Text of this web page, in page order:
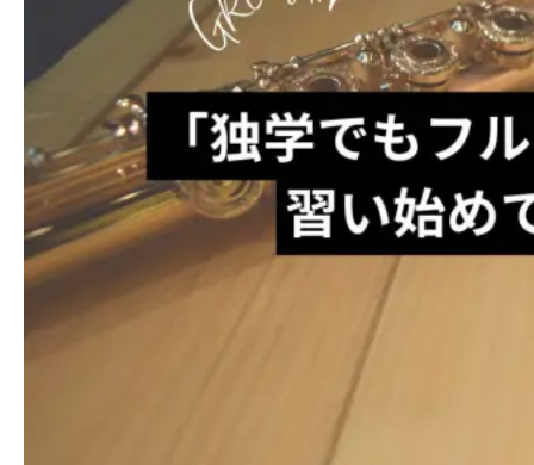
お問い合わせ 個人情報保護方針 特定商取引法 著作権